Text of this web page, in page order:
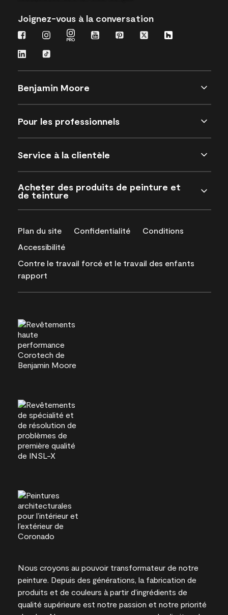
Joignez-vous à la conversation
Benjamin Moore
Pour les professionnels
Service à la clientèle
Acheter des produits de peinture et
de teinture
Plan du site Confidentialité
Conditions
Accessibilité
Contre le travail forcé et le travail des enfants
rapport
Nous croyons au pouvoir transformateur de notre
peinture. Depuis des générations, la fabrication de
produits et de couleurs à partir d’ingrédients de
qualité supérieure est notre passion et notre priorité